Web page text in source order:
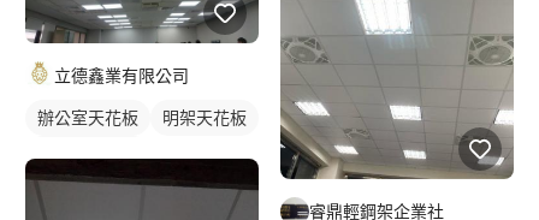
立德鑫業有限公司
辦公室天花板
明架天花板
睿鼎輕鋼架企業社